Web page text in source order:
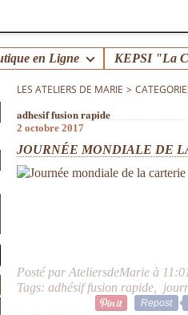
en Ligne
LES ATELIERS DE MARIE >
adhesif fusion rapide
2 octobre 2017
JOURNÉE MONDIALE DE
Posté par AteliersdeMarie à
Tags:adhésif fusion rapide
Repost